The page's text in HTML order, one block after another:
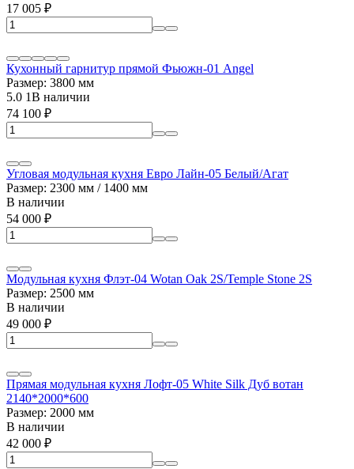
17 005 ₽
Кухонный гарнитур прямой Фьюжн-01 Angel
Размер: 3800 мм
5.0 1В наличии
74 100 ₽
Угловая модульная кухня Евро Лайн-05 Белый/Агат
Размер: 2300 мм / 1400 мм
В наличии
54 000 ₽
Модульная кухня Флэт-04 Wotan Oak 2S/Temple Stone 2S
Размер: 2500 мм
В наличии
49 000 ₽
Прямая модульная кухня Лофт-05 White Silk Дуб вотан
2140*2000*600
Размер: 2000 мм
В наличии
42 000 ₽